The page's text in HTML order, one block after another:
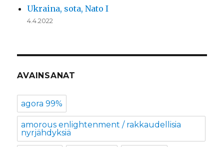
Ukraina, sota, Nato I
4.4.2022
AVAINSANAT
agora 99%
amorous enlightenment / rakkaudellisia
nyrjähdyksiä